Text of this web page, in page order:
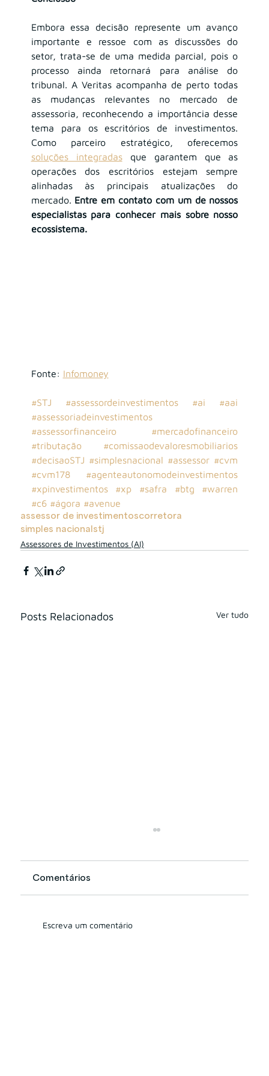
Embora essa decisão represente um avanço
importante e ressoe com as discussões do
setor, trata-se de uma medida parcial, pois o
processo ainda retornará para análise do
tribunal. A Veritas acompanha de perto todas
as mudanças relevantes no mercado de
assessoria, reconhecendo a importância desse
tema para os escritórios de investimentos.
Como parceiro estratégico, oferecemos
soluções integradas
que garantem que as
operações dos escritórios estejam sempre
alinhadas às principais atualizações do
mercado. Entre em contato com um de nossos
especialistas para conhecer mais sobre nosso
ecossistema.
Fonte: Infomoney
#STJ #assessordeinvestimentos #ai
#aai
#assessoriadeinvestimentos
#assessorfinanceiro
#mercadofinanceiro
#tributação
#comissaodevaloresmobiliarios
#decisaoSTJ #simplesnacional #assessor #cvm
#cvm178
#agenteautonomodeinvestimentos
#xpinvestimentos
#xp #safra #btg
#warren
#c6 #ágora #avenue
assessor de investimentoscorretora
simples nacionalstj
Assessores de Investimentos (AI)
Posts Relacionados Ver tudo
Comentários
Escreva um comentário